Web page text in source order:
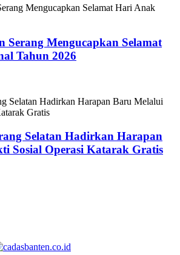
Serang Mengucapkan Selamat
Tahun 2026
Selatan Hadirkan Harapan
Sosial Operasi Katarak Gratis